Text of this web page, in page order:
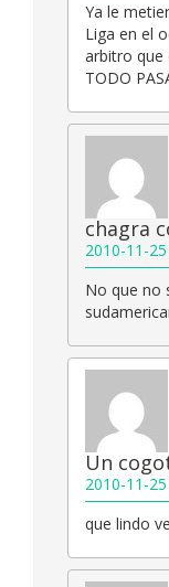
Ya le
Liga en el
arbitro que
TODO
chagra
2010-11-
No que no
Un
2010-11-
que lindo